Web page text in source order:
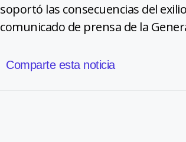
soportó las consecuencias del
comunicado de prensa de la
Comparte esta noticia